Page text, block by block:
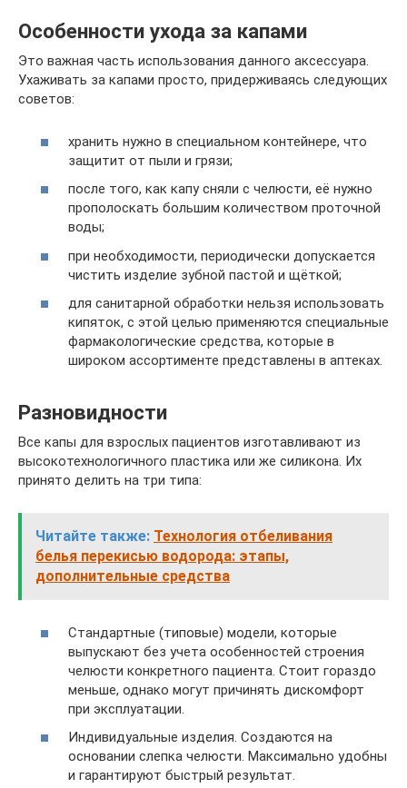
Особенности ухода за капами
Это важная часть использования данного аксессуара.
Ухаживать за капами просто, придерживаясь следующих
советов:
хранить нужно в специальном контейнере, что
защитит от пыли и грязи;
после того, как капу сняли с челюсти, её нужно
прополоскать большим количеством проточной
воды;
при необходимости, периодически допускается
чистить изделие зубной пастой и щёткой;
для санитарной обработки нельзя использовать
кипяток, с этой целью применяются специальные
фармакологические средства, которые в
широком ассортименте представлены в аптеках.
Разновидности
Все капы для взрослых пациентов изготавливают из
высокотехнологичного пластика или же силикона. Их
принято делить на три типа:
Читайте также: Технология отбеливания
белья перекисью водорода: этапы,
дополнительные средства
Стандартные (типовые) модели, которые
выпускают без учета особенностей строения
челюсти конкретного пациента. Стоит гораздо
меньше, однако могут причинять дискомфорт
при эксплуатации.
Индивидуальные изделия. Создаются на
основании слепка челюсти. Максимально удобны
и гарантируют быстрый результат.